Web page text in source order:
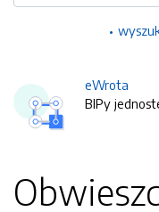
eWrota
BIPy